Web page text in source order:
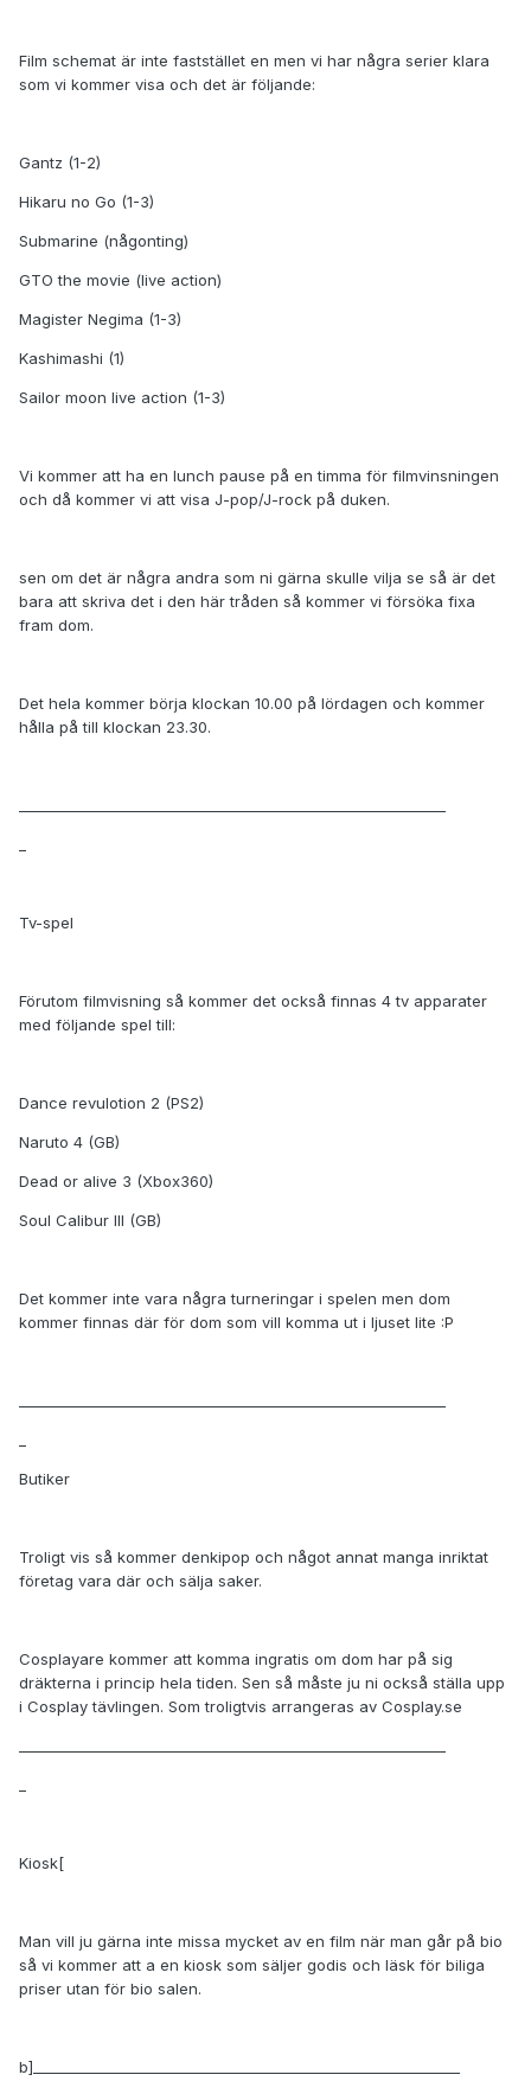
Film schemat är inte faststället en men vi har några serier klara
som vi kommer visa och det är följande:
Gantz (1-2)
Hikaru no Go (1-3)
Submarine (någonting)
GTO the movie (live action)
Magister Negima (1-3)
Kashimashi (1)
Sailor moon live action (1-3)
Vi kommer att ha en lunch pause på en timma för filmvinsningen
och då kommer vi att visa J-pop/J-rock på duken.
sen om det är några andra som ni gärna skulle vilja se så är det
bara att skriva det i den här tråden så kommer vi försöka fixa
fram dom.
Det hela kommer börja klockan 10.00 på lördagen och kommer
hålla på till klockan 23.30.
Tv-spel
Förutom filmvisning så kommer det också finnas 4 tv apparater
med följande spel till:
Dance revulotion 2 (PS2)
Naruto 4 (GB)
Dead or alive 3 (Xbox360)
Soul Calibur III (GB)
Det kommer inte vara några turneringar i spelen men dom
kommer finnas där för dom som vill komma ut i ljuset lite :P
Butiker
Troligt vis så kommer denkipop och något annat manga inriktat
företag vara där och sälja saker.
Cosplayare kommer att komma ingratis om dom har på sig
dräkterna i princip hela tiden. Sen så måste ju ni också ställa upp
i Cosplay tävlingen. Som troligtvis arrangeras av Cosplay.se
Kiosk[
Man vill ju gärna inte missa mycket av en film när man går på bio
så vi kommer att a en kiosk som säljer godis och läsk för biliga
priser utan för bio salen.
b]____________________________________________________________